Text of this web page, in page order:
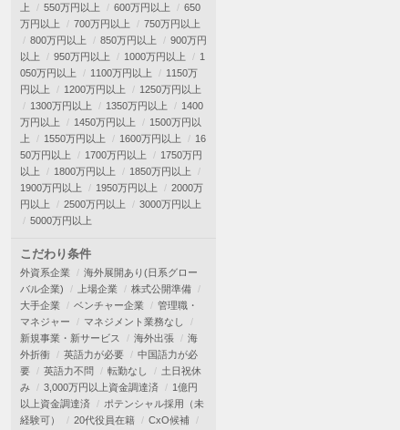
上
550万円以上 600万円以上
650
万円以上
700万円以上
750万円以上
800万円以上
850万円以上
900万円
以上
950万円以上 1000万円以上
1
050万円以上
1100万円以上
1150万
円以上
1200万円以上
1250万円以上
1300万円以上
1350万円以上
1400
万円以上
1450万円以上
1500万円以
上
1550万円以上 1600万円以上
16
50万円以上
1700万円以上
1750万円
以上
1800万円以上
1850万円以上
1900万円以上
1950万円以上
2000万
円以上
2500万円以上
3000万円以上
5000万円以上
こだわり条件
外資系企業
海外展開あり(日系グロー
バル企業)
上場企業
株式公開準備
大手企業
ベンチャー企業
管理職・
マネジャー
マネジメント業務なし
新規事業・新サービス
海外出張
海
外折衝
英語力が必要
中国語力が必
要
英語力不問 転勤なし
土日祝休
み
3,000万円以上資金調達済
1億円
以上資金調達済
ポテンシャル採用（未
経験可）
20代役員在籍
CxO候補